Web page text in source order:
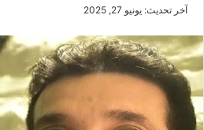
آخر تحديث: يونيو 27, 2025